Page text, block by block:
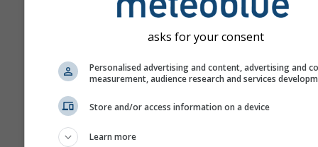
asks for your consent
Personalised advertising and content, advertising and
measurement, audience research and services
Store and/or access information on a device
Learn more